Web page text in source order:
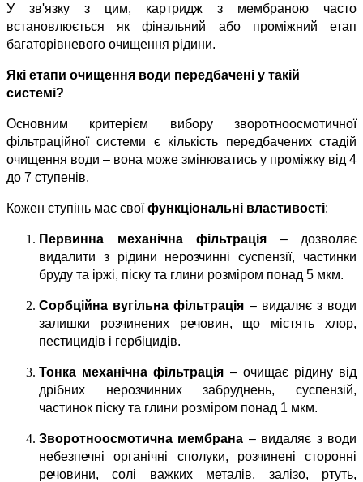
У зв'язку з цим, картридж з мембраною часто
встановлюється як фінальний або проміжний етап
багаторівневого очищення рідини.
Які етапи очищення води передбачені у такій
системі?
Основним критерієм вибору зворотноосмотичної
фільтраційної системи є кількість передбачених стадій
очищення води – вона може змінюватись у проміжку від 4
до 7 ступенів.
Кожен ступінь має свої функціональні властивості:
Первинна механічна фільтрація – дозволяє
видалити з рідини нерозчинні суспензії, частинки
бруду та іржі, піску та глини розміром понад 5 мкм.
Сорбційна вугільна фільтрація – видаляє з води
залишки розчинених речовин, що містять хлор,
пестицидів і гербіцидів.
Тонка механічна фільтрація – очищає рідину від
дрібних нерозчинних забруднень, суспензій,
частинок піску та глини розміром понад 1 мкм.
Зворотноосмотична мембрана – видаляє з води
небезпечні органічні сполуки, розчинені сторонні
речовини, солі важких металів, залізо, ртуть,